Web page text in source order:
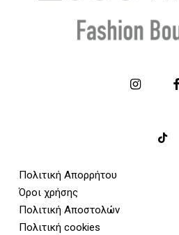
Πολιτική Απορρήτου
Όροι χρήσης
Πολιτική Αποστολών
Πολιτική cookies